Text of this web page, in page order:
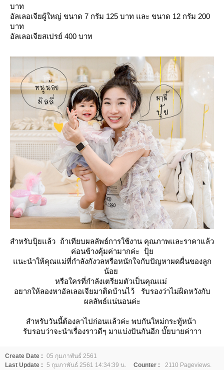
บาท
อัลเลอเจียผู้ใหญ่ ขนาด 7 กรัม 125 บาท และ ขนาด 12 กรัม 200
บาท
อัลเลอเจียสเปรย์ 400 บาท
สำหรับปุ้ยแล้ว ถ้าเทียบผลลัพธ์การใช้งาน คุณภาพและราคาแล้ว
ค่อนข้างคุ้มค่ามากค่ะ ปุ้
นะนำให้คุณแม่ที่กำลังกังวลหรือหนักใจกับปัญหาผดผื่นของลูก
น้อ
หรือใครที่กำลังเตรียมตัวเป็นคุณแม่
อยากให้ลองหาอัลเลอเจียมาติดบ้านไว้ รับรองว่าไม่ผิดหวังกับ
ผลลัพธ์แน่นอนค่ะ
สำหรับวันนี้ต้องลาไปก่อนแล้วค่ะ พบกันใหม่กระทู้หน้า
รับรอบว่าจะนำเรื่องราวดีๆ มาแบ่งปันกันอีก บั๊ยบายค่าาา
Create Date : 05 กุมภาพันธ์ 2561
Last Update : 5 กุมภาพันธ์ 2561 14:34:39 น. Counter :
2110 Pageviews.